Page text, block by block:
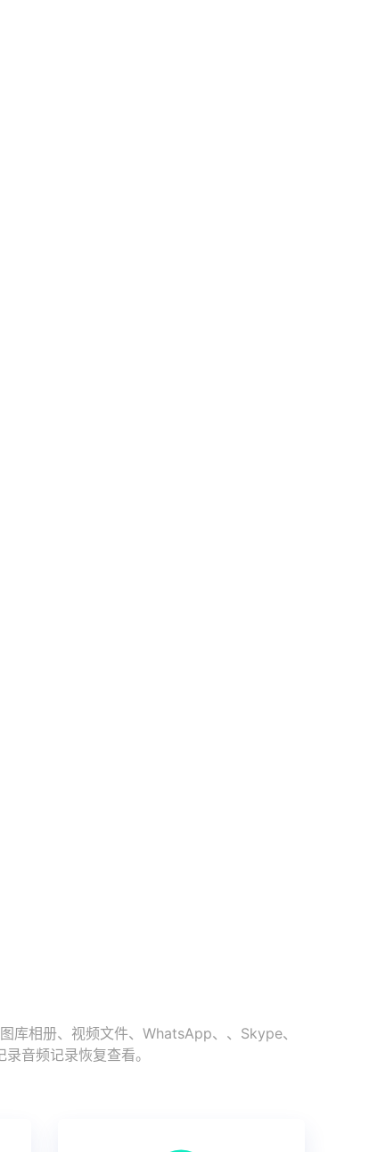
库相册、视频文件、WhatsApp、、Skype、
音频记录恢复查看。